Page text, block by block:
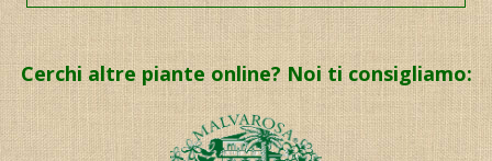
Cerchi altre piante online? Noi ti consigliamo: